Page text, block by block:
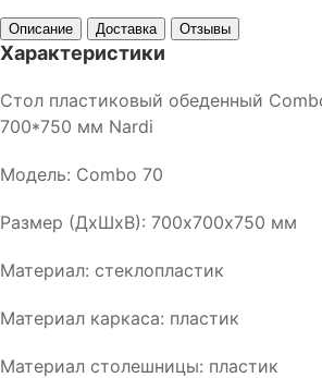
Описание Доставка Отзывы
Характеристики
Стол пластиковый обеденный
700*750 мм Nardi
Модель: Combo 70
Размер (ДхШхВ): 700х700х750 мм
Материал: стеклопластик
Материал каркаса: пластик
Материал столешницы: пластик